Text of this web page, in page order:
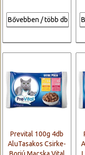
Bővebben / több db
Prevital 100g 4db
AluTasakos Csirke-